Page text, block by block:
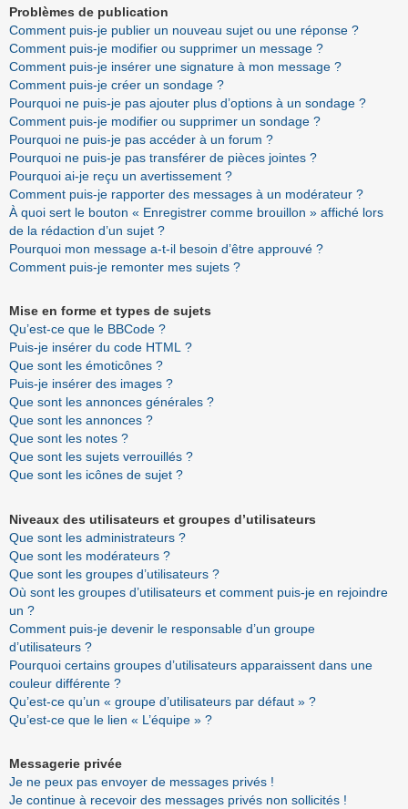
Problèmes de publication
Comment puis-je publier un nouveau sujet ou une réponse ?
Comment puis-je modifier ou supprimer un message ?
Comment puis-je insérer une signature à mon message ?
Comment puis-je créer un sondage ?
Pourquoi ne puis-je pas ajouter plus d’options à un sondage ?
Comment puis-je modifier ou supprimer un sondage ?
Pourquoi ne puis-je pas accéder à un forum ?
Pourquoi ne puis-je pas transférer de pièces jointes ?
Pourquoi ai-je reçu un avertissement ?
Comment puis-je rapporter des messages à un modérateur ?
À quoi sert le bouton « Enregistrer comme brouillon » affiché lors
de la rédaction d’un sujet ?
Pourquoi mon message a-t-il besoin d’être approuvé ?
Comment puis-je remonter mes sujets ?
Mise en forme et types de sujets
Qu’est-ce que le BBCode ?
Puis-je insérer du code HTML ?
Que sont les émoticônes ?
Puis-je insérer des images ?
Que sont les annonces générales ?
Que sont les annonces ?
Que sont les notes ?
Que sont les sujets verrouillés ?
Que sont les icônes de sujet ?
Niveaux des utilisateurs et groupes d’utilisateurs
Que sont les administrateurs ?
Que sont les modérateurs ?
Que sont les groupes d’utilisateurs ?
Où sont les groupes d’utilisateurs et comment puis-je en rejoindre
un ?
Comment puis-je devenir le responsable d’un groupe
d’utilisateurs ?
Pourquoi certains groupes d’utilisateurs apparaissent dans une
couleur différente ?
Qu’est-ce qu’un « groupe d’utilisateurs par défaut » ?
Qu’est-ce que le lien « L’équipe » ?
Messagerie privée
Je ne peux pas envoyer de messages privés !
Je continue à recevoir des messages privés non sollicités !